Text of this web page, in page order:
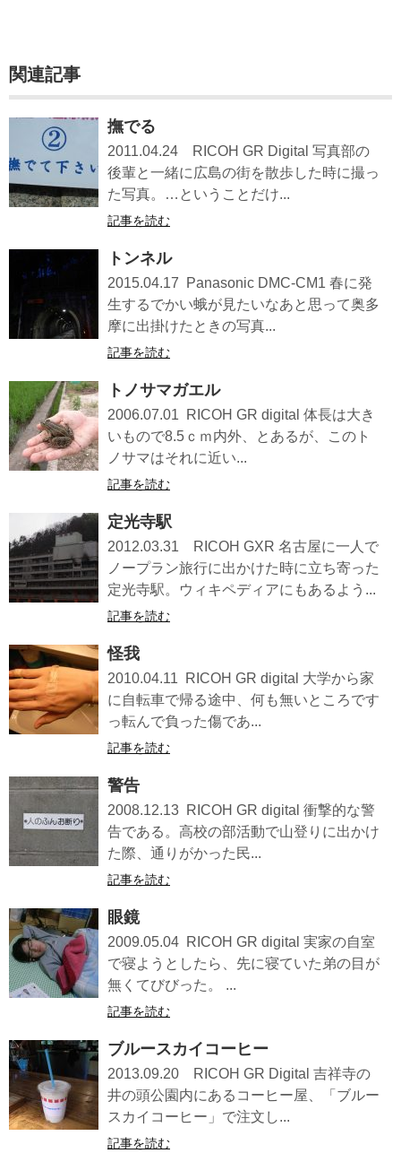
関連記事
撫でる
2011.04.24 RICOH GR Digital 写真部の
後輩と一緒に広島の街を散歩した時に撮っ
た写真。…ということだけ...
記事を読む
トンネル
2015.04.17 Panasonic DMC-CM1 春に発
生するでかい蛾が見たいなあと思って奥多
摩に出掛けたときの写真...
記事を読む
トノサマガエル
2006.07.01 RICOH GR digital 体長は大き
いもので8.5ｃｍ内外、とあるが、このト
ノサマはそれに近い...
記事を読む
定光寺駅
2012.03.31 RICOH GXR 名古屋に一人で
ノープラン旅行に出かけた時に立ち寄った
定光寺駅。ウィキペディアにもあるよう...
記事を読む
怪我
2010.04.11 RICOH GR digital 大学から家
に自転車で帰る途中、何も無いところです
っ転んで負った傷であ...
記事を読む
警告
2008.12.13 RICOH GR digital 衝撃的な警
告である。高校の部活動で山登りに出かけ
た際、通りがかった民...
記事を読む
眼鏡
2009.05.04 RICOH GR digital 実家の自室
で寝ようとしたら、先に寝ていた弟の目が
無くてびびった。 ...
記事を読む
ブルースカイコーヒー
2013.09.20 RICOH GR Digital 吉祥寺の
井の頭公園内にあるコーヒー屋、「ブルー
スカイコーヒー」で注文し...
記事を読む